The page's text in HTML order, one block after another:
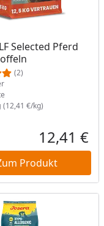
Selected Pferd
(2)
Lager
(12,41 €/kg)
12,41 €
Produkt